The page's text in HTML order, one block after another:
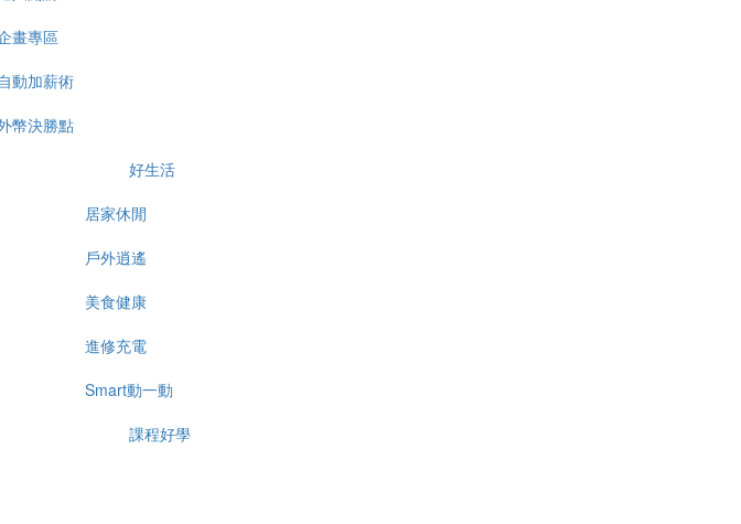
畫專區
動加薪術
幣決勝點
好生活
居家休閒
戶外逍遙
美食健康
進修充電
Smart動一動
課程好學